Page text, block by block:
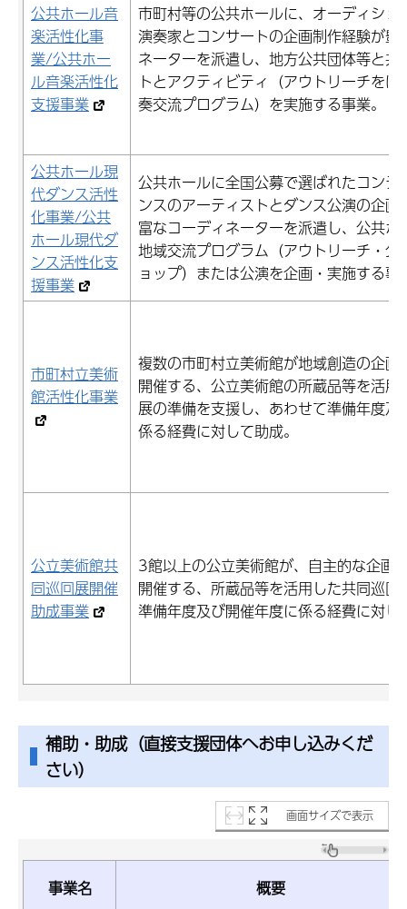
公共ホール音
楽活性化事
業/公共ホー
ル音楽活性化
支援事業
市町村等の公共ホールに、オーディショ
演奏家とコンサートの企画制作経験が豊
ネーターを派遣し、地方公共団体等と共
トとアクティビティ（アウトリーチをは
奏交流プログラム）を実施する事業。
公共ホール現
代ダンス活性
化事業/公共
ホール現代ダ
ンス活性化支
援事業
公共ホールに全国公募で選ばれたコンテ
ンスのアーティストとダンス公演の企画
富なコーディネーターを派遣し、公共ホ
地域交流プログラム（アウトリーチ・公
ョップ）または公演を企画・実施する事
市町村立美術
館活性化事業
複数の市町村立美術館が地域創造の企画
開催する、公立美術館の所蔵品等を活用
展の準備を支援し、あわせて準備年度及
係る経費に対して助成。
公立美術館共
同巡回展開催
助成事業
3館以上の公立美術館が、自主的な企画
開催する、所蔵品等を活用した共同巡回
準備年度及び開催年度に係る経費に対し
補助・助成（直接支援団体へお申し込みくだ
さい）
画面サイズで表示
事業名 概要